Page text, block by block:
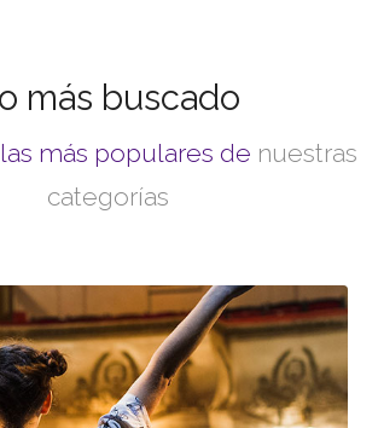
más buscado
más populares de nuestras
categorías